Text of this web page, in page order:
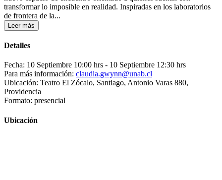
transformar lo imposible en realidad. Inspiradas en los laboratorios
de frontera de la...
Leer más
Detalles
Fecha: 10 Septiembre 10:00 hrs - 10 Septiembre 12:30 hrs
Para más información: claudia.gwynn@unab.cl
Ubicación: Teatro El Zócalo, Santiago, Antonio Varas 880,
Providencia
Formato: presencial
Ubicación